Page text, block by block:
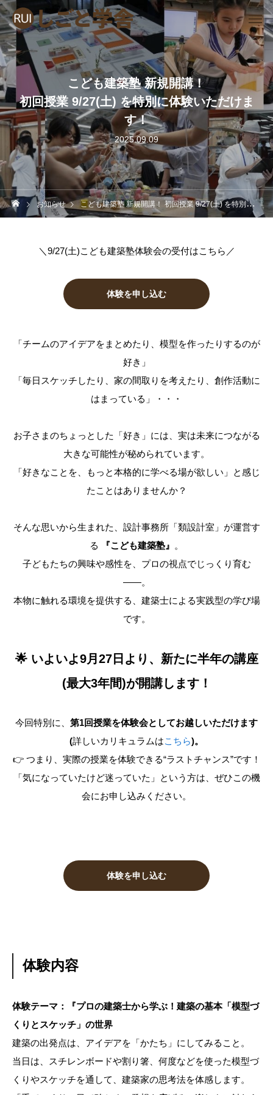
こども建築塾 新規開講！
初回授業 9/27(土) を特別に体験いただけま
す！
2025.09.09
お知らせ こども建築塾 新規開講！ 初回授業 9/27(土) を特別に体験いただけます！
＼9/27(土)こども建築塾体験会の受付はこちら／
体験を申し込む
「チームのアイデアをまとめたり、模型を作ったりするのが
好き」
「毎日スケッチしたり、家の間取りを考えたり、創作活動に
はまっている」・・・
お子さまのちょっとした「好き」には、実は未来につながる
大きな可能性が秘められています。
「好きなことを、もっと本格的に学べる場が欲しい」と感じ
たことはありませんか？
そんな思いから生まれた、設計事務所「類設計室」が運営す
る
『こども建築塾』 。
子どもたちの興味や感性を、プロの視点でじっくり育む
——。
本物に触れる環境を提供する、建築士による実践型の学び場
です。
🌟 いよいよ9月27日より、新たに半年の講座
(最大3年間)が開講します！
今回特別に、 第1回授業を体験会としてお越しいただけます
(詳しいカリキュラムはこちら)。
👉 つまり、実際の授業を体験できる“ラストチャンス”です！
「気になっていたけど迷っていた」という方は、ぜひこの機
会にお申し込みください。
体験を申し込む
体験内容
体験テーマ：『プロの建築士から学ぶ！建築の基本「模型づ
くりとスケッチ」の世界
建築の出発点は、アイデアを「かたち」にしてみること。
当日は、スチレンボードや割り箸、何度などを使った模型づ
くりやスケッチを通して、建築家の思考法を体感します。